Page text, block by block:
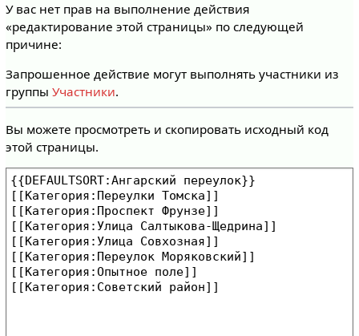
У вас нет прав на выполнение действия
«редактирование этой страницы» по следующей
причине:
Запрошенное действие могут выполнять участники из
группы Участники.
Вы можете просмотреть и скопировать исходный код
этой страницы.